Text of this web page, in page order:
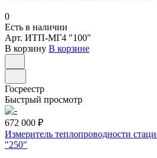
0
Есть в наличии
Арт. ИТП-МГ4 "100"
В корзину В корзине
Госреестр
Быстрый просмотр
672 000 ₽
Измеритель теплопроводности
"250"